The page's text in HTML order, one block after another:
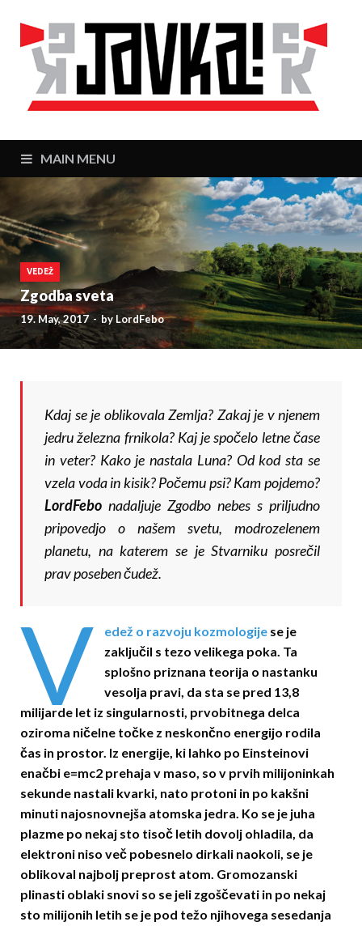
MAIN MENU
VEDEŽ
Zgodba sveta
19. May, 2017 - by LordFebo
Kdaj se je oblikovala Zemlja? Zakaj je v njenem
jedru železna frnikola? Kaj je spočelo letne čase
in veter? Kako je nastala Luna? Od kod sta se
vzela voda in kisik? Počemu psi? Kam pojdemo?
LordFebo nadaljuje Zgodbo nebes s priljudno
pripovedjo o našem svetu, modrozelenem
planetu, na katerem se je Stvarniku posrečil
prav poseben čudež.
V edež o razvoju kozmologije se je
zaključil s tezo velikega poka. Ta
splošno priznana teorija o nastanku
vesolja pravi, da sta se pred 13,8
milijarde let iz singularnosti, prvobitnega delca
oziroma ničelne točke z neskončno energijo rodila
čas in prostor. Iz energije, ki lahko po Einsteinovi
enačbi e=mc2 prehaja v maso, so v prvih milijoninkah
se­kunde nastali kvarki, nato protoni in po kakšni
minuti najosnovnejša atomska jedra. Ko se je juha
plazme po nekaj sto tisoč letih dovolj ohladila, da
elektroni niso več pobesnelo dirkali naokoli, se je
oblikoval najbolj preprost atom. Gromozanski
plinasti oblaki snovi so se jeli zgoš­če­vati in po nekaj
sto milijonih letih se je pod te­žo njihovega sesedanja